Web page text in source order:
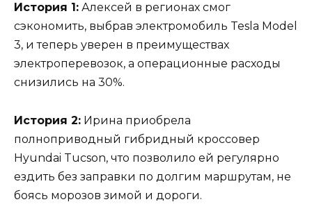
История 1: Алексей в регионах смог
сэкономить, выбрав электромобиль Tesla Model
3, и теперь уверен в преимуществах
электроперевозок, а операционные расходы
снизились на 30%.
История 2: Ирина приобрела
полноприводный гибридный кроссовер
Hyundai Tucson, что позволило ей регулярно
ездить без заправки по долгим маршрутам, не
боясь морозов зимой и дороги.